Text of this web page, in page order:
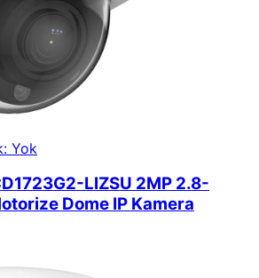
Yok
LIZSU 2MP 2.8-
Dome IP Kamera